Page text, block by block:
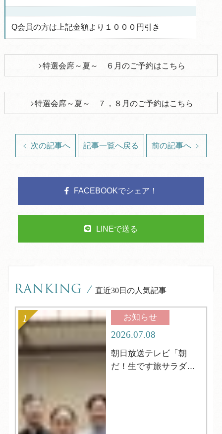
Q会員の方は上記金額より１０００円引き
特選会席～夏～ ６月のご予約はこちら
特選会席～夏～ ７，８月のご予約はこちら
次の記事へ 記事一覧へ戻る 前の記事へ
FACEBOOKでシェア！
LINEで送る
RANKING / 直近30日の人気記事
お知らせ
2026.07.08
朝日放送テレビ「朝
だ！生です旅サラダ」